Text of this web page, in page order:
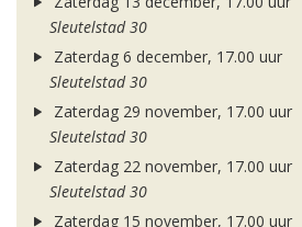
Sleutelstad 30
Zaterdag 6 december, 17.00 uur
Sleutelstad 30
Zaterdag 29 november, 17.00 uur
Sleutelstad 30
Zaterdag 22 november, 17.00 uur
Sleutelstad 30
Zaterdag 15 november, 17.00 uur